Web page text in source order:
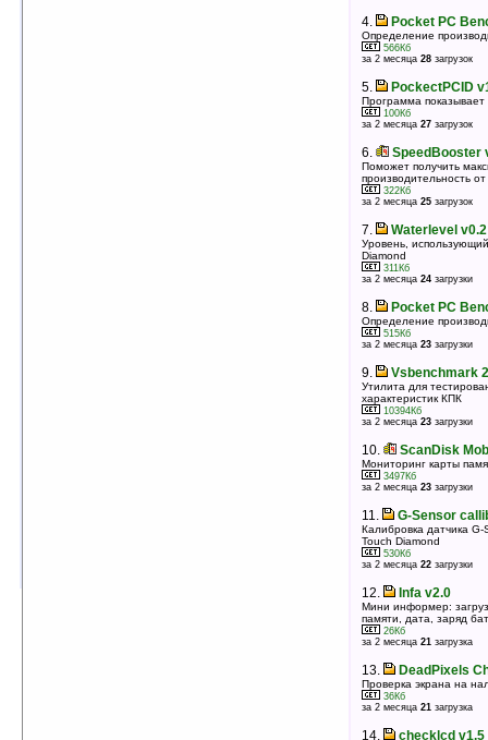
4. Pocket PC
Определение
566Кб
за 2 месяца 28 загрузок
5. PockectPCID
Программа
100Кб
за 2 месяца 27 загрузок
6. SpeedBooster
Поможет получить
производительность
322Кб
за 2 месяца 25 загрузок
7. Waterlevel v0.2
Уровень,
Diamond
311Кб
за 2 месяца 24 загрузки
8. Pocket PC
Определение
515Кб
за 2 месяца 23 загрузки
9. Vsbenchmark
Утилита для
характеристик КПК
10394Кб
за 2 месяца 23 загрузки
10. ScanDisk
Мониторинг карты
3497Кб
за 2 месяца 23 загрузки
11. G-Sensor
Калибровка датчика
Touch Diamond
530Кб
за 2 месяца 22 загрузки
12. Infa v2.0
Мини информер:
памяти, дата, заряд
26Кб
за 2 месяца 21 загрузка
13. DeadPixels
Проверка экрана на
36Кб
за 2 месяца 21 загрузка
14. checklcd v1.5